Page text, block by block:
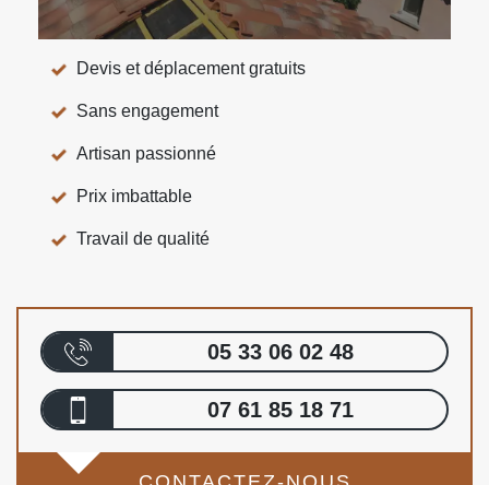
Devis et déplacement gratuits
Sans engagement
Artisan passionné
Prix imbattable
Travail de qualité
05 33 06 02 48
07 61 85 18 71